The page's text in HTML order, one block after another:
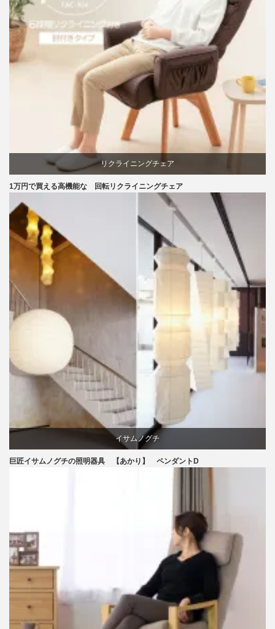
リクライニングチェア
椅子
1万円で買える高機能な 回転リクライニングチェア
イサムノグチ
巨匠イサムノグチの照明器具 【あかり】 ペンダントD